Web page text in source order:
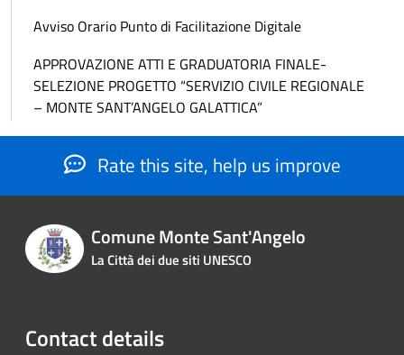
Avviso Orario Punto di Facilitazione Digitale
APPROVAZIONE ATTI E GRADUATORIA FINALE-
SELEZIONE PROGETTO “SERVIZIO CIVILE REGIONALE
– MONTE SANT’ANGELO GALATTICA”
Rate this site, help us improve
Comune Monte Sant'Angelo
La Città dei due siti UNESCO
Contact details